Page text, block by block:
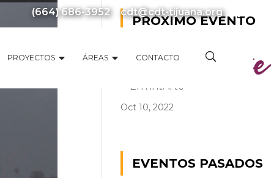
(664) 686-3952 cdt@cdt-tijuana.org
PROYECTOS ÁREAS CONTACTO
PRÓXIMO EVENTO
EnTintArte
Oct 10, 2022
EVENTOS PASADOS